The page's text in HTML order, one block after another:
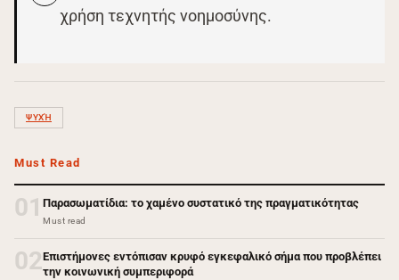
χρήση τεχνητής νοημοσύνης.
ΨΥΧΉ
Must Read
01 Παρασωματίδια: το χαμένο συστατικό της πραγματικότητας
Must read
02Επιστήμονες εντόπισαν κρυφό εγκεφαλικό σήμα που προβλέπει
την κοινωνική συμπεριφορά